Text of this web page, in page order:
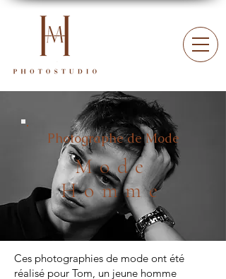
Photographe de Mode
Mode
Homme
Ces photographies de mode ont été
réalisé pour Tom, un jeune homme